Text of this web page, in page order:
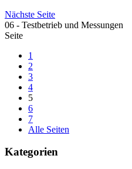
Nächste Seite
06 - Testbetrieb und Messungen
Seite
1
2
3
4
5
6
7
Alle Seiten
Kategorien